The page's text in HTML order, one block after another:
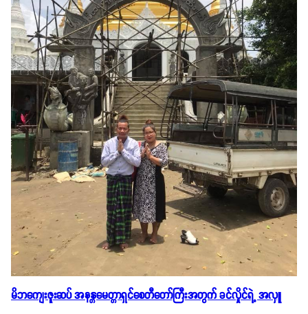
မိဘကျေးဇူးဆပ် အနန္တမေတ္တာရှင်စေတီတော်ကြီးအတွက် ခင်လှိုင်ရဲ့ အလှူ